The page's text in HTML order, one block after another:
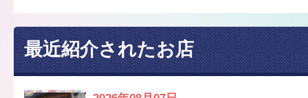
最近紹介されたお店